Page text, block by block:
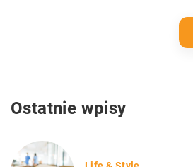
Ostatnie wpisy